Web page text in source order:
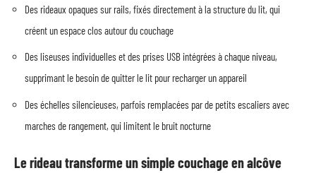
Des rideaux opaques sur rails, fixés directement à la structure du lit, qui
créent un espace clos autour du couchage
Des liseuses individuelles et des prises USB intégrées à chaque niveau,
supprimant le besoin de quitter le lit pour recharger un appareil
Des échelles silencieuses, parfois remplacées par de petits escaliers avec
marches de rangement, qui limitent le bruit nocturne
Le rideau transforme un simple couchage en alcôve